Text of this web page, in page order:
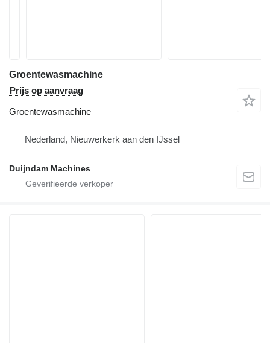
Groentewasmachine
Prijs op aanvraag
Groentewasmachine
Nederland, Nieuwerkerk aan den IJssel
Duijndam Machines